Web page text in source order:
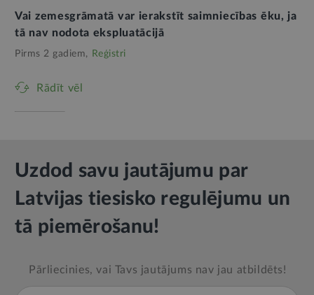
Vai zemesgrāmatā var ierakstīt saimniecības ēku, ja
tā nav nodota ekspluatācijā
Pirms 2 gadiem, Reģistri
Rādīt vēl
Uzdod savu jautājumu par
Latvijas tiesisko regulējumu un
tā piemērošanu!
Pārliecinies, vai Tavs jautājums nav jau atbildēts!